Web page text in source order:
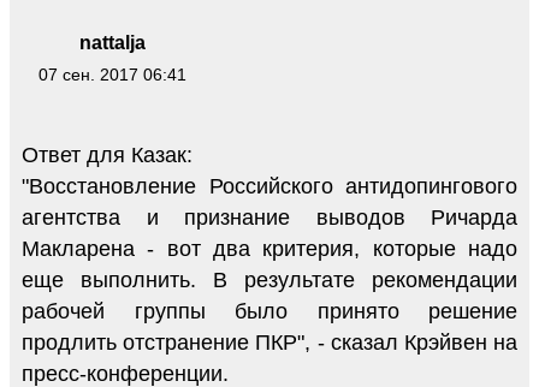
nattalja
07 сен. 2017 06:41
Ответ для Казак:
"Восстановление Российского антидопингового
агентства и признание выводов Ричарда
Макларена - вот два критерия, которые надо
еще выполнить. В результате рекомендации
рабочей группы было принято решение
продлить отстранение ПКР", - сказал Крэйвен на
пресс-конференции.